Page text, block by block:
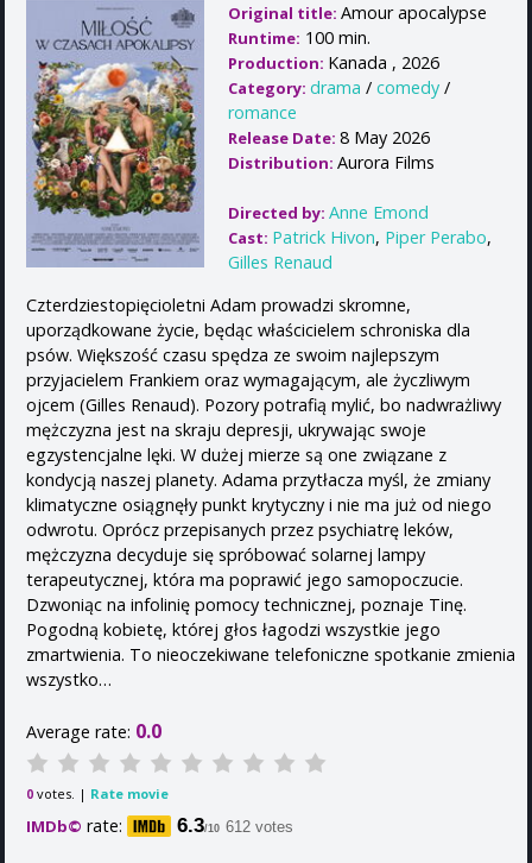
Original title: Amour apocalypse
Runtime: 100 min.
Production: Kanada , 2026
Category: drama / comedy /
romance
Release Date: 8 May 2026
Distribution: Aurora Films
Directed by: Anne Emond
Cast: Patrick Hivon, Piper Perabo,
Gilles Renaud
Czterdziestopięcioletni Adam prowadzi skromne,
uporządkowane życie, będąc właścicielem schroniska dla
psów. Większość czasu spędza ze swoim najlepszym
przyjacielem Frankiem oraz wymagającym, ale życzliwym
ojcem (Gilles Renaud). Pozory potrafią mylić, bo nadwrażliwy
mężczyzna jest na skraju depresji, ukrywając swoje
egzystencjalne lęki. W dużej mierze są one związane z
kondycją naszej planety. Adama przytłacza myśl, że zmiany
klimatyczne osiągnęły punkt krytyczny i nie ma już od niego
odwrotu. Oprócz przepisanych przez psychiatrę leków,
mężczyzna decyduje się spróbować solarnej lampy
terapeutycznej, która ma poprawić jego samopoczucie.
Dzwoniąc na infolinię pomocy technicznej, poznaje Tinę.
Pogodną kobietę, której głos łagodzi wszystkie jego
zmartwienia. To nieoczekiwane telefoniczne spotkanie zmienia
wszystko…
Average rate: 0.0
0 votes. | Rate movie
IMDb© rate: 6.3/10 612 votes